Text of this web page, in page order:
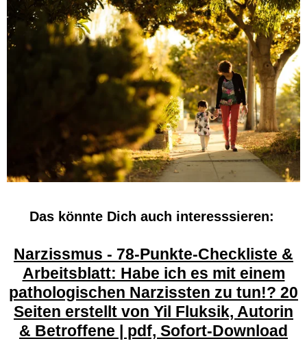
Das könnte Dich auch interesssieren:
Narzissmus - 78-Punkte-Checkliste &
Arbeitsblatt: Habe ich es mit einem
pathologischen Narzissten zu tun!? 20
Seiten erstellt von Yil Fluksik, Autorin
& Betroffene | pdf, Sofort-Download